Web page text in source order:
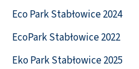
Eco Park Stabłowice 2024
EcoPark Stabłowice 2022
Eko Park Stabłowice 2025